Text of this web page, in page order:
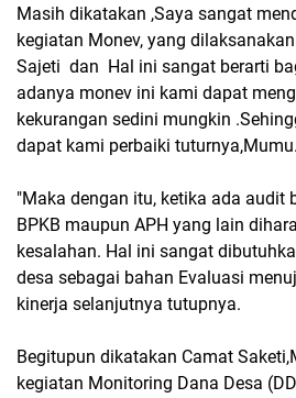
Masih dikatakan ,Saya sangat
kegiatan Monev, yang
Sajeti dan Hal ini sangat berarti
adanya monev ini kami dapat
kekurangan sedini mungkin
dapat kami perbaiki tuturnya,Mumu.
"Maka dengan itu, ketika ada audit
BPKB maupun APH yang lain
kesalahan. Hal ini sangat
desa sebagai bahan Evaluasi
kinerja selanjutnya tutupnya.
Begitupun dikatakan Camat
kegiatan Monitoring Dana Desa